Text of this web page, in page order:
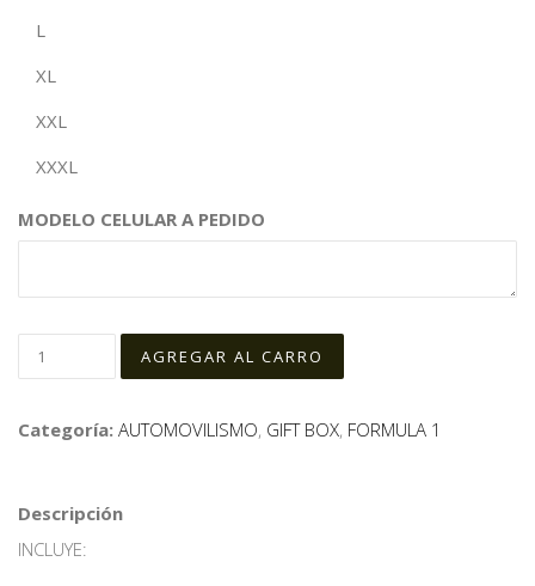
L
XL
XXL
XXXL
MODELO CELULAR A PEDIDO
Categoría: AUTOMOVILISMO, GIFT BOX, FORMULA 1
Descripción
INCLUYE: